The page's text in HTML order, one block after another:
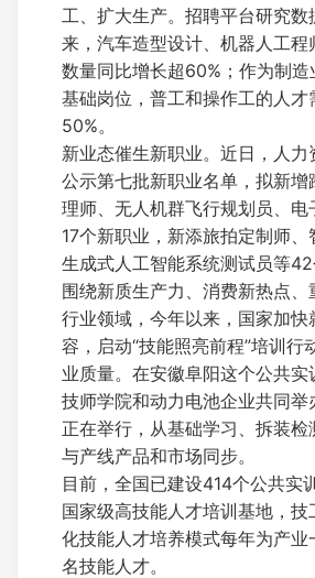
工、扩大生产。招聘平台研究数
来，汽车造型设计、机器人工程
数量同比增长超60%；作为制造
基础岗位，普工和操作工的人才
50%。
新业态催生新职业。近日，人力
公示第七批新职业名单，拟新增
理师、无人机群飞行规划员、电
17个新职业，新添旅拍定制师、
生成式人工智能系统测试员等42
围绕新质生产力、消费新热点、
行业领域，今年以来，国家加快
容，启动“技能照亮前程”培训行
业质量。在安徽阜阳这个公共实
技师学院和动力电池企业共同举
正在举行，从基础学习、拆装
与产线产品和市场同步。
目前，全国已建设414个公共实
国家级高技能人才培训基地，
化技能人才培养模式每年为产业
名技能人才。